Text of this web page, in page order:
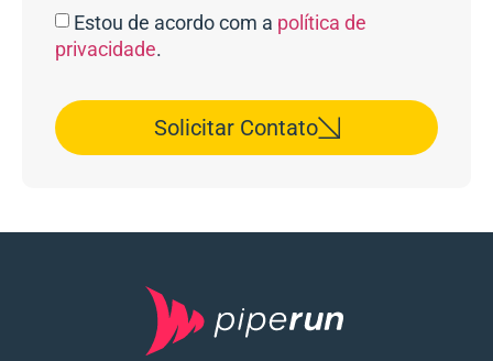
Estou de acordo com a política de
privacidade.
Solicitar Contato